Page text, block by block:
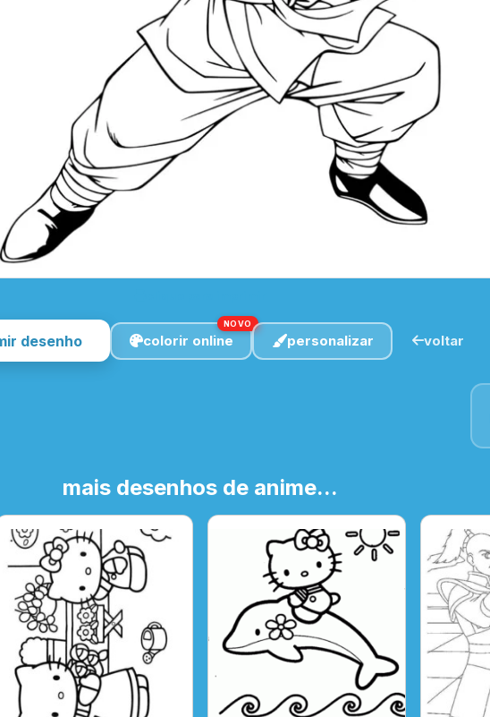
desenho colorir online
NOVO
personalizar voltar
mais desenhos de anime...